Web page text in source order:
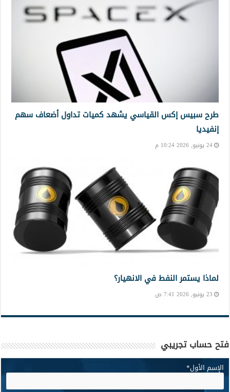
طرح سبيس إكس القياسي يشهد كميات تداول أضعاف سهم
إنفيديا
24 يونيو, 2026 10:24 م
لماذا يستمر النفط في الانهيار؟
23 يونيو, 2026 7:41 ص
فتح حساب تجريبي
الإسم الأول*